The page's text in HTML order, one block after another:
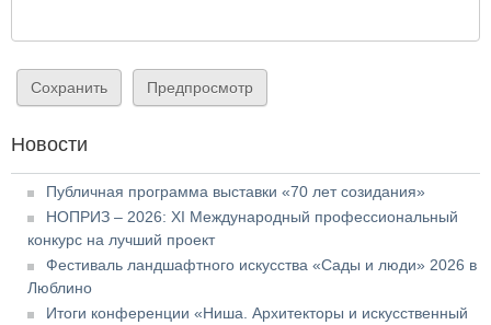
Новости
Публичная программа выставки «70 лет созидания»
НОПРИЗ – 2026: XI Международный профессиональный
конкурс на лучший проект
Фестиваль ландшафтного искусства «Сады и люди» 2026 в
Люблино
Итоги конференции «Ниша. Архитекторы и искусственный